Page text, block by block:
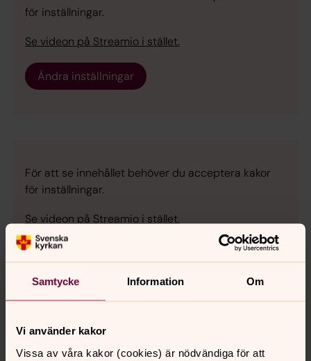
Samtycke Information Om
Vi använder kakor
Vissa av våra kakor (cookies) är nödvändiga för att
för inställningar.
Se videon på Streamio i stället.
Ändra inställningar
För att se innehållet behöver du acceptera kakor
för inställningar.
Se videon på Streamio i stället.
Ändra inställningar
För att se innehållet behöver du acceptera kakor